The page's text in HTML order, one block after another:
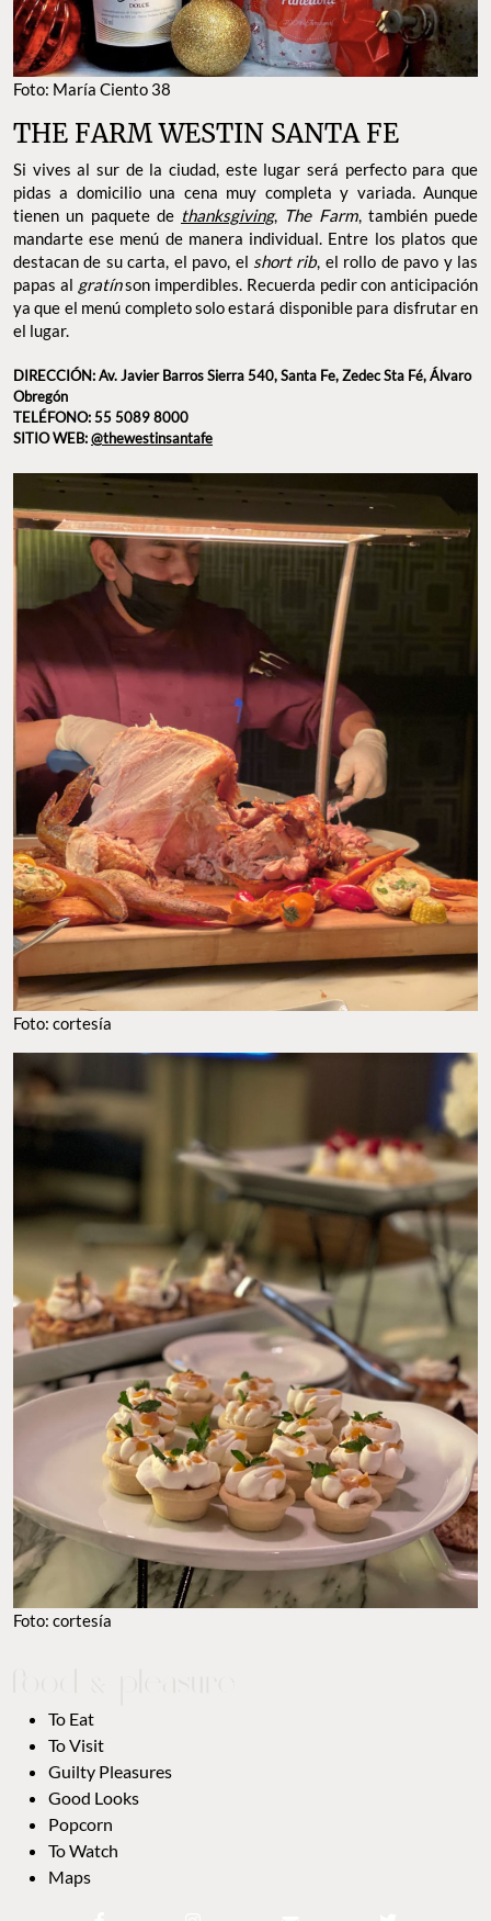
Foto: María Ciento 38
THE FARM WESTIN SANTA FE
Si vives al sur de la ciudad, este lugar será perfecto para que
pidas a domicilio una cena muy completa y variada. Aunque
tienen un paquete de thanksgiving, The Farm, también puede
mandarte ese menú de manera individual. Entre los platos que
destacan de su carta, el pavo, el short rib, el rollo de pavo y las
papas al gratínson imperdibles. Recuerda pedir con anticipación
ya que el menú completo solo estará disponible para disfrutar en
el lugar.
DIRECCIÓN: Av. Javier Barros Sierra 540, Santa Fe, Zedec Sta Fé, Álvaro
Obregón
TELÉFONO: 55 5089 8000
SITIO WEB:@thewestinsantafe
Foto: cortesía
Foto: cortesía
To Eat
To Visit
Guilty Pleasures
Good Looks
Popcorn
To Watch
Maps